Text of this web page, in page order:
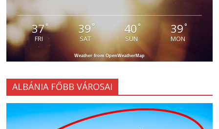
37°
FRI
39°
SAT
40 °
SUN
39°
MON
Weather from OpenWeatherMap
ALBÁNIA FŐBB VÁROSAI